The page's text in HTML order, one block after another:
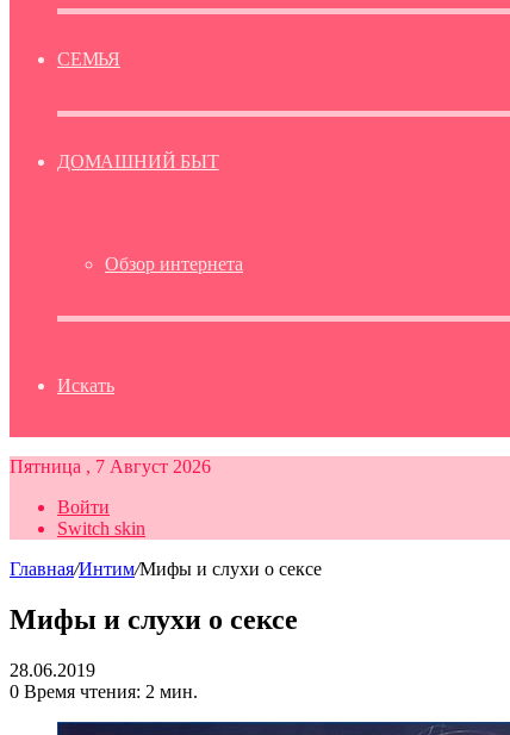
СЕМЬЯ
ДОМАШНИЙ БЫТ
Обзор интернета
Искать
Пятница , 7 Август 2026
Войти
Switch skin
Главная/Интим/Мифы и слухи о сексе
Мифы и слухи о сексе
28.06.2019
0 Время чтения: 2 мин.